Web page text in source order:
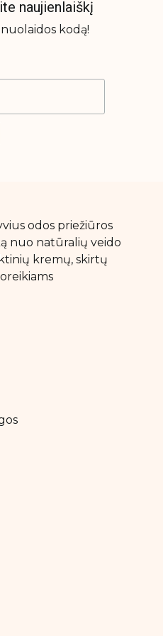
naujienlaiškį
kodą!
odos priežiūros
nuo natūralių veido
kremų, skirtų